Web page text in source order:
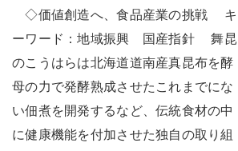
◇価値創造へ、食品産業の挑戦 キ
ーワード：地域振興 国産指針 舞昆
のこうはらは北海道道南産真昆布を酵
母の力で発酵熟成させたこれまでにな
い佃煮を開発するなど、伝統食材の中
に健康機能を付加させた独自の取り組